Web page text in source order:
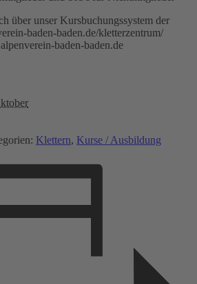
über unser Kursbuchungssystem der
baden-baden.de/kletterzentrum/
baden-baden.de
Klettern, Kurse / Ausbildung